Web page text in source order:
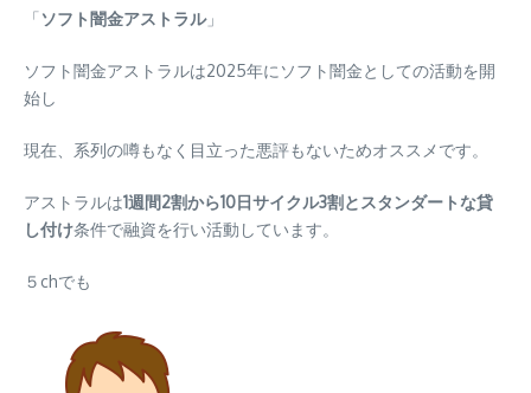
「ソフト闇金アストラル」
ソフト闇金アストラルは2025年にソフト闇金としての活動を開
始し
現在、系列の噂もなく目立った悪評もないためオススメです。
アストラルは1週間2割から10日サイクル3割とスタンダートな貸
し付け条件で融資を行い活動しています。
５chでも